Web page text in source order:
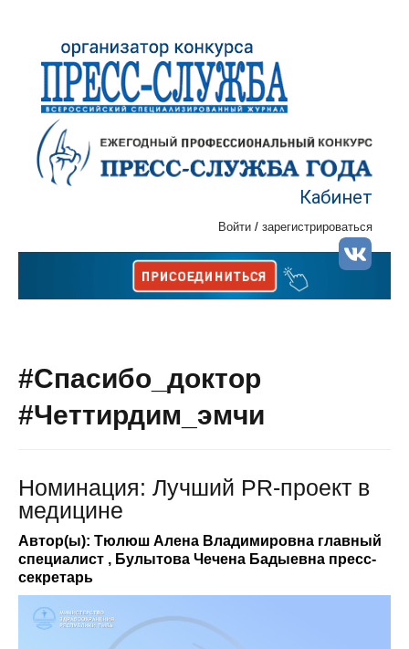
Кабинет
Войти / зарегистрироваться
#Спасибо_доктор
#Четтирдим_эмчи
Номинация: Лучший PR-проект в
медицине
Автор(ы): Тюлюш Алена Владимировна главный
специалист , Булытова Чечена Бадыевна пресс-
секретарь